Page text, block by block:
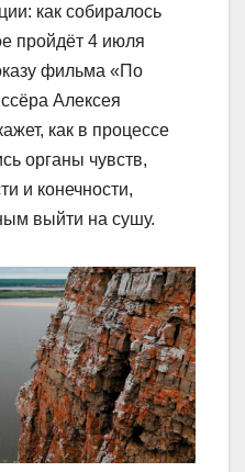
как собиралось
пройдёт 4 июля
фильма «По
Алексея
как в процессе
органы чувств,
и конечности,
выйти на сушу.